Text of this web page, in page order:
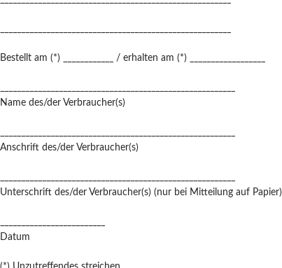
Bestellt am (*) ____________ / erhalten am (*) __________________
Name des/der Verbraucher(s)
Anschrift des/der Verbraucher(s)
Unterschrift des/der Verbraucher(s) (nur bei Mitteilung auf Papier)
Datum